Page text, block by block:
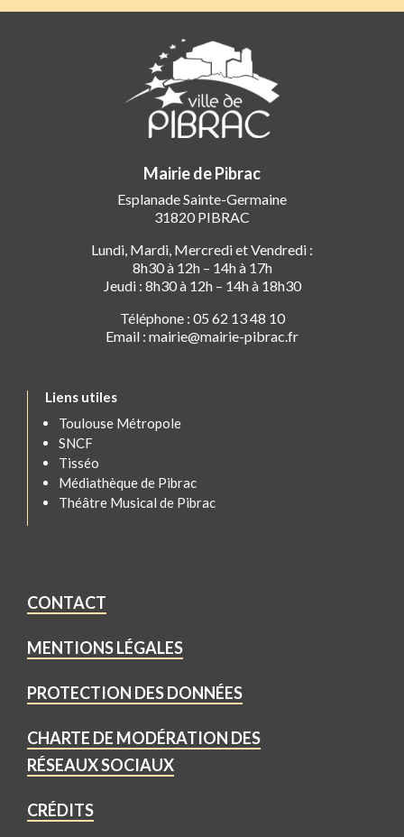
Mairie de Pibrac
Esplanade Sainte-Germaine
31820 PIBRAC
Lundi, Mardi, Mercredi et Vendredi :
8h30 à 12h – 14h à 17h
Jeudi : 8h30 à 12h – 14h à 18h30
Téléphone : 05 62 13 48 10
Email : mairie@mairie-pibrac.fr
Liens utiles
Toulouse Métropole
SNCF
Tisséo
Médiathèque de Pibrac
Théâtre Musical de Pibrac
CONTACT
MENTIONS LÉGALES
PROTECTION DES DONNÉES
CHARTE DE MODÉRATION DES
RÉSEAUX SOCIAUX
CRÉDITS